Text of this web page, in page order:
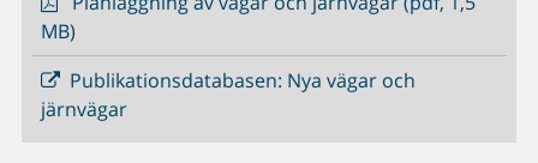
MB)
Publikationsdatabasen: Nya vägar och
järnvägar